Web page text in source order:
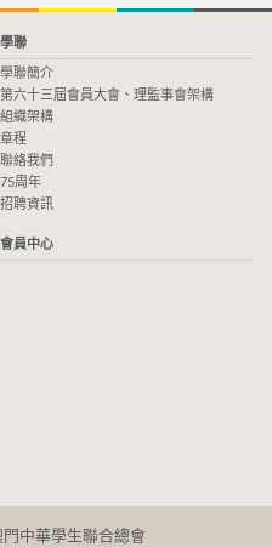
學聯
學聯簡介
第六十三屆會員大會、理監事會架構
組織架構
章程
聯絡我們
75周年
招聘資訊
會員中心
中華學生聯合總會